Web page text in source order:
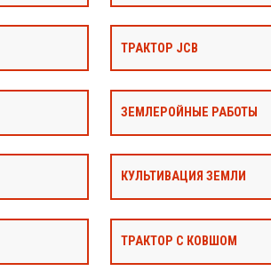
ТРАКТОР JCB
ЗЕМЛЕРОЙНЫЕ РАБОТЫ
КУЛЬТИВАЦИЯ ЗЕМЛИ
ТРАКТОР С КОВШОМ